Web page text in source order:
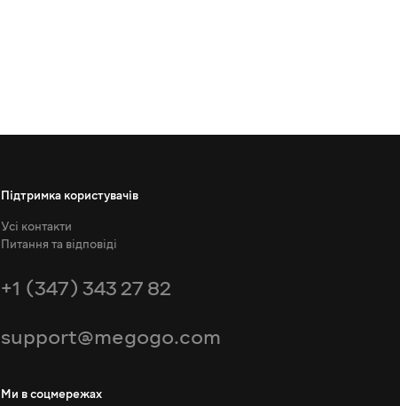
Підтримка користувачів
Усі контакти
Питання та відповіді
+1 (347) 343 27 82
support@megogo.com
Ми в соцмережах